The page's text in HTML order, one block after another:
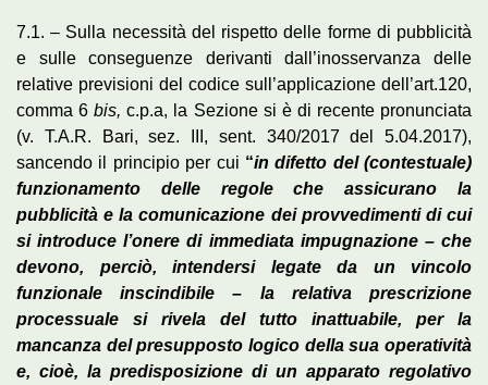
7.1. – Sulla necessità del rispetto delle forme di pubblicità
e sulle conseguenze derivanti dall’inosservanza delle
relative previsioni del codice sull’applicazione dell’art.120,
comma 6bis, c.p.a, la Sezione si è di recente pronunciata
(v. T.A.R. Bari, sez. III, sent. 340/2017 del 5.04.2017),
sancendo il principio per cui “in difetto del (contestuale)
funzionamento delle regole che assicurano la
pubblicità e la comunicazione dei provvedimenti di cui
si introduce l’onere di immediata impugnazione – che
devono, perciò, intendersi legate da un vincolo
funzionale inscindibile – la relativa prescrizione
processuale si rivela del tutto inattuabile, per la
mancanza del presupposto logico della sua operatività
e, cioè, la predisposizione di un apparato regolativo